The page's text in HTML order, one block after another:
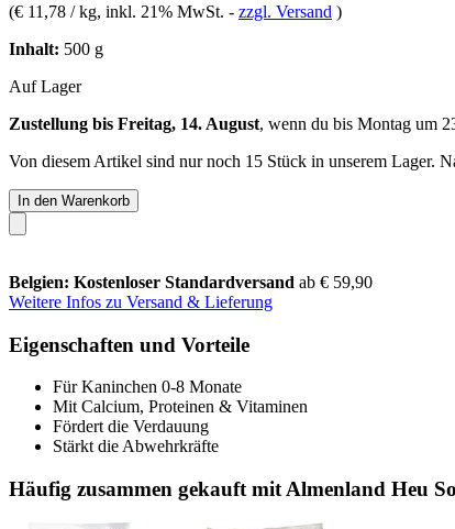
(€ 11,78 / kg, inkl. 21% MwSt. - zzgl. Versand )
Inhalt: 500 g
Auf Lager
Zustellung bis Freitag, 14. August, wenn du bis Montag um
Von diesem Artikel sind nur noch 15 Stück in unserem Lager.
In den Warenkorb
Belgien: Kostenloser Standardversand ab € 59,90
Weitere Infos zu Versand & Lieferung
Eigenschaften und Vorteile
Für Kaninchen 0-8 Monate
Mit Calcium, Proteinen & Vitaminen
Fördert die Verdauung
Stärkt die Abwehrkräfte
Häufig zusammen gekauft mit Almenland Heu